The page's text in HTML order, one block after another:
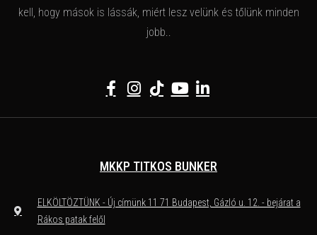
kell, hogy mások is lássák, miért lesz velünk és tőlünk minden
jobb..
MKKP TITKOS BUNKER
ELKÖLTÖZTÜNK - Új címünk 11 71 Budapest, Gázló u. 12. - bejárat a
Rákos patak felől